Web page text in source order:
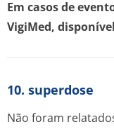
Em casos de
VigiMed,
10. superdose
Não foram